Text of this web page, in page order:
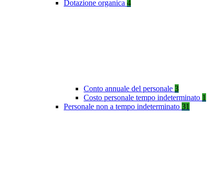
Dotazione organica 4
Conto annuale del personale 3
Costo personale tempo indeterminato 1
Personale non a tempo indeterminato 31